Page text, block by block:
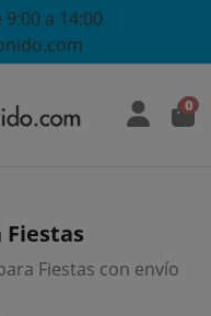
9:00 a 14:00
0
Fiestas con envío